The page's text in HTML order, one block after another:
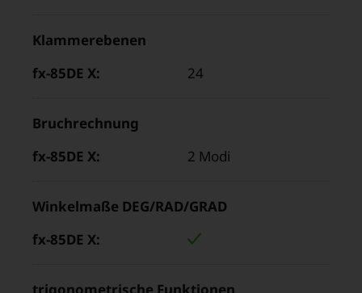
X“
Klammerebenen
24
Bruchrechnung
2 Modi
Winkelmaße DEG/RAD/GRAD
trigonometrische Funktionen